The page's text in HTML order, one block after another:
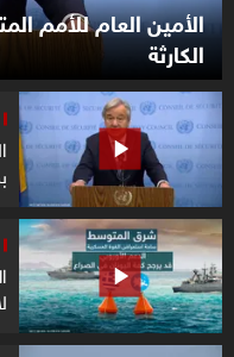
الأمين العام للأمم
الكارثة